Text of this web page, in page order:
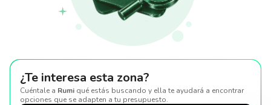
¿Te interesa esta zona?
Cuéntale a Rumi qué estás buscando y ella te ayudará a encontrar
opciones que se adapten a tu presupuesto.